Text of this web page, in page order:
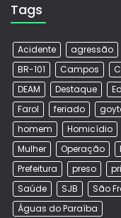
Tags
Acidente agressão
BR-101
Campos
DEAM
Destaque
Farol
feriado
homem
Homicídio
Mulher
Operação
Prefeitura
preso
Saúde
SJB São
Águas do Paraíba